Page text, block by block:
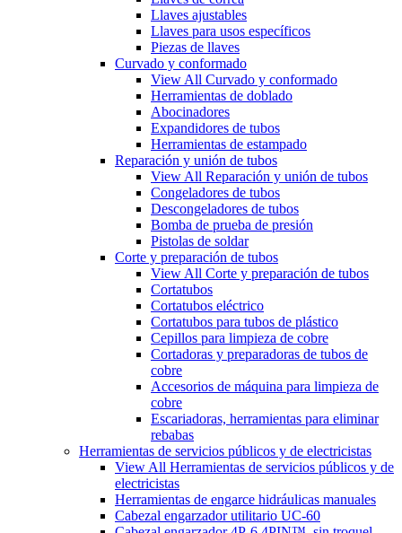
Llaves ajustables
Llaves para usos específicos
Piezas de llaves
Curvado y conformado
View All Curvado y conformado
Herramientas de doblado
Abocinadores
Expandidores de tubos
Herramientas de estampado
Reparación y unión de tubos
View All Reparación y unión de tubos
Congeladores de tubos
Descongeladores de tubos
Bomba de prueba de presión
Pistolas de soldar
Corte y preparación de tubos
View All Corte y preparación de tubos
Cortatubos
Cortatubos eléctrico
Cortatubos para tubos de plástico
Cepillos para limpieza de cobre
Cortadoras y preparadoras de tubos de
cobre
Accesorios de máquina para limpieza de
cobre
Escariadoras, herramientas para eliminar
rebabas
Herramientas de servicios públicos y de electricistas
View All Herramientas de servicios públicos y de
electricistas
Herramientas de engarce hidráulicas manuales
Cabezal engarzador utilitario UC-60